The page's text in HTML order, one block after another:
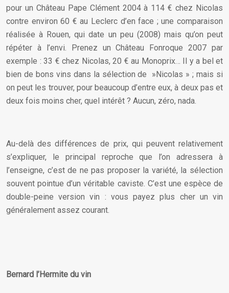
pour un Château Pape Clément 2004 à 114 € chez Nicolas
contre environ 60 € au Leclerc d’en face ; une comparaison
réalisée à Rouen, qui date un peu (2008) mais qu’on peut
répéter à l’envi. Prenez un Château Fonroque 2007 par
exemple : 33 € chez Nicolas, 20 € au Monoprix… Il y a bel et
bien de bons vins dans la sélection de »Nicolas » ; mais si
on peut les trouver, pour beaucoup d’entre eux, à deux pas et
deux fois moins cher, quel intérêt ? Aucun, zéro, nada.
Au-delà des différences de prix, qui peuvent relativement
s’expliquer, le principal reproche que l’on adressera à
l’enseigne, c’est de ne pas proposer la variété, la sélection
souvent pointue d’un véritable caviste. C’est une espèce de
double-peine version vin : vous payez plus cher un vin
généralement assez courant.
Bernard l’Hermite du vin